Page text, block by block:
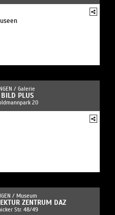
/ Galerie
BILD PLUS
20
/ Museum
ZENTRUM DAZ
Str. 48/49